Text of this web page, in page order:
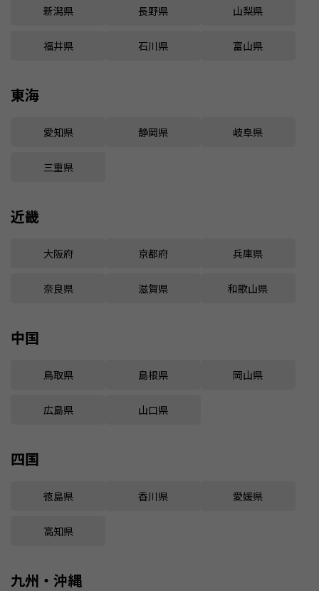
新潟県 長野県 山梨県
福井県 石川県 富山県
東海
愛知県 静岡県 岐阜県
三重県
近畿
大阪府 京都府 兵庫県
奈良県 滋賀県 和歌山県
中国
鳥取県 島根県 岡山県
広島県 山口県
四国
徳島県 香川県 愛媛県
高知県
九州・沖縄